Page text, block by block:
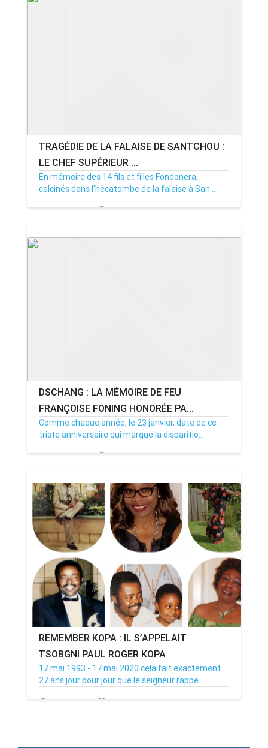
TRAGÉDIE DE LA FALAISE DE SANTCHOU :
LE CHEF SUPÉRIEUR ...
En mémoire des 14 fils et filles Fondonera,
calcinés dans l'hécatombe de la falaise à San...
29/01/21 Par MenouActu 14
DSCHANG : LA MÉMOIRE DE FEU
FRANÇOISE FONING HONORÉE PA...
Comme chaque année, le 23 janvier, date de ce
triste anniversaire qui marque la disparitio...
23/01/21 Par MenouActu 0
REMEMBER KOPA : IL S’APPELAIT
TSOBGNI PAUL ROGER KOPA
17 mai 1993 - 17 mai 2020 cela fait exactement
27 ans jour pour jour que le seigneur rappe...
18/05/20 Par MenouActu 0